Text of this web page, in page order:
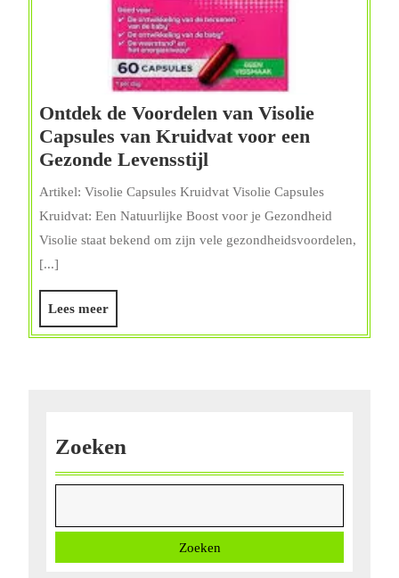
Ontdek de Voordelen van Visolie
Capsules van Kruidvat voor een
Gezonde Levensstijl
de
Voordelen
Visolie
voor
Artikel: Visolie Capsules Kruidvat Visolie Capsules
Kruidvat: Een Natuurlijke Boost voor je Gezondheid
Visolie staat bekend om zijn vele gezondheidsvoordelen,
[...]
Lees meerLees
meer
Zoeken
Zoeken